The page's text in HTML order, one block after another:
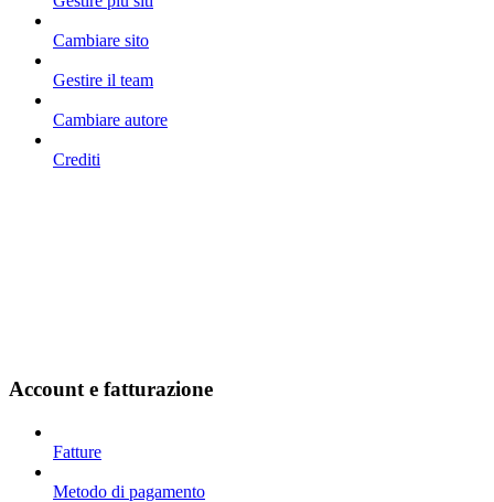
Cambiare sito
Gestire il team
Cambiare autore
Crediti
Account e fatturazione
Fatture
Metodo di pagamento